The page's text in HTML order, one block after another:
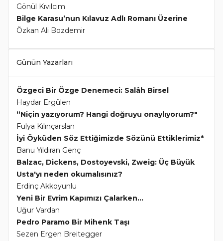
Gönül Kıvılcım
Bilge Karasu’nun Kılavuz Adlı Romanı Üzerine
Özkan Ali Bozdemir
Günün Yazarları
Özgeci Bir Özge Denemeci: Salâh Birsel
Haydar Ergülen
“Niçin yazıyorum? Hangi doğruyu onaylıyorum?"
Fulya Kılınçarslan
İyi Öyküden Söz Ettiğimizde Sözünü Ettiklerimiz*
Banu Yıldıran Genç
Balzac, Dickens, Dostoyevski, Zweig: Üç Büyük
Usta'yı neden okumalısınız?
Erdinç Akkoyunlu
Yeni Bir Evrim Kapımızı Çalarken...
Uğur Vardan
Pedro Paramo Bir Mihenk Taşı
Sezen Ergen Breitegger